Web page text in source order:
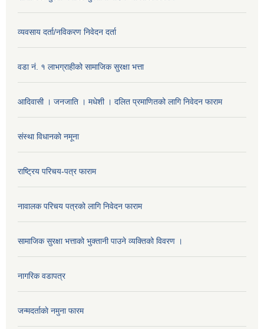
व्यवसाय दर्ता/नविकरण निवेदन दर्ता
वडा नं. १ लाभग्राहीको सामाजिक सुरक्षा भत्ता
आदिवासी । जनजाति । मधेशी । दलित प्रमाणितको लागि निवेदन फाराम
संस्था विधानकाे नमूना
राष्ट्रिय परिचय-पत्र फाराम
नावालक परिचय पत्रको लागि निवेदन फाराम
सामाजिक सुरक्षा भत्ताको भुक्तानी पाउने व्यक्तिको विवरण ।
नागरिक वडापत्र
जन्मदर्ताकाे नमुना फारम